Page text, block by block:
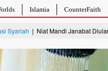
Islamia CounterFaith
Syariah | Niat Mandi Janabat